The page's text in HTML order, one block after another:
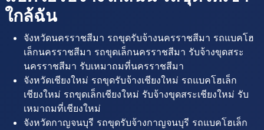
ใกล้ฉัน
จังหวัดนครราชสีมา รถขุดรับจ้างนครราชสีมา รถแบคโฮ
เล็กนครราชสีมา รถขุดเล็กนครราชสีมา รับจ้างขุดสระ
นครราชสีมา รับเหมาถมที่นครราชสีมา
จังหวัดเชียงใหม่ รถขุดรับจ้างเชียงใหม่ รถแบคโฮเล็ก
เชียงใหม่ รถขุดเล็กเชียงใหม่ รับจ้างขุดสระเชียงใหม่ รับ
เหมาถมที่เชียงใหม่
จังหวัดกาญจนบุรี รถขุดรับจ้างกาญจนบุรี รถแบคโฮเล็ก